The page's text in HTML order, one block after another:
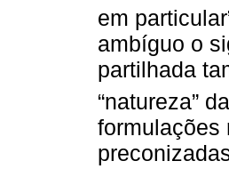
em
ambíguo o
partilhada
“natureza” da
formulações